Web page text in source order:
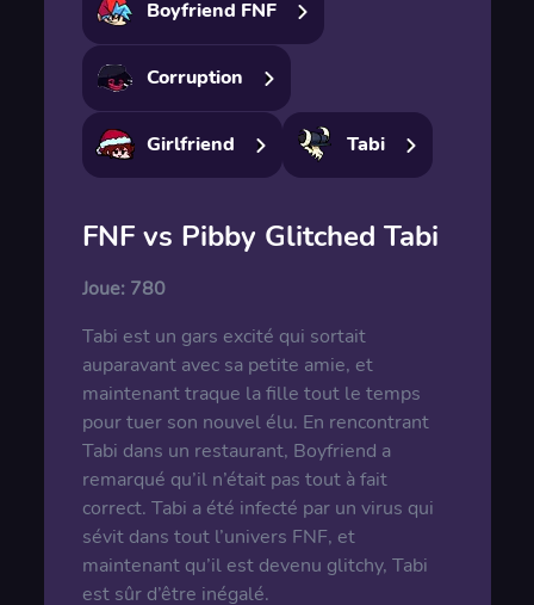
Boyfriend FNF
Corruption
Girlfriend Tabi
FNF vs Pibby Glitched Tabi
Joue: 780
Tabi est un gars excité qui sortait
auparavant avec sa petite amie, et
maintenant traque la fille tout le temps
pour tuer son nouvel élu. En rencontrant
Tabi dans un restaurant, Boyfriend a
remarqué qu’il n’était pas tout à fait
correct. Tabi a été infecté par un virus qui
sévit dans tout l’univers FNF, et
maintenant qu’il est devenu glitchy, Tabi
est sûr d’être inégalé.